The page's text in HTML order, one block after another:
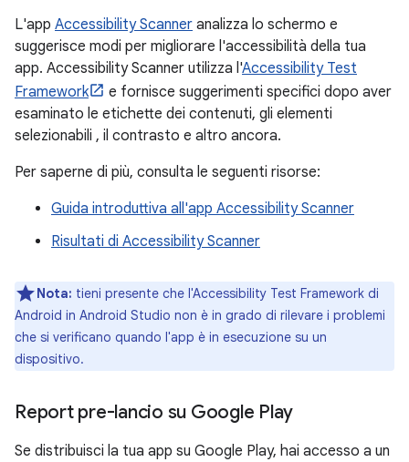
L'app Accessibility Scanner analizza lo schermo e
suggerisce modi per migliorare l'accessibilità della tua
app. Accessibility Scanner utilizza l'Accessibility Test
Framework
e fornisce suggerimenti specifici dopo aver
esaminato le etichette dei contenuti, gli elementi
selezionabili , il contrasto e altro ancora.
Per saperne di più, consulta le seguenti risorse:
Guida introduttiva all'app Accessibility Scanner
Risultati di Accessibility Scanner
Nota: tieni presente che l'Accessibility Test Framework di
Android in Android Studio non è in grado di rilevare i problemi
che si verificano quando l'app è in esecuzione su un
dispositivo.
Report pre-lancio su Google Play
Se distribuisci la tua app su Google Play, hai accesso a un